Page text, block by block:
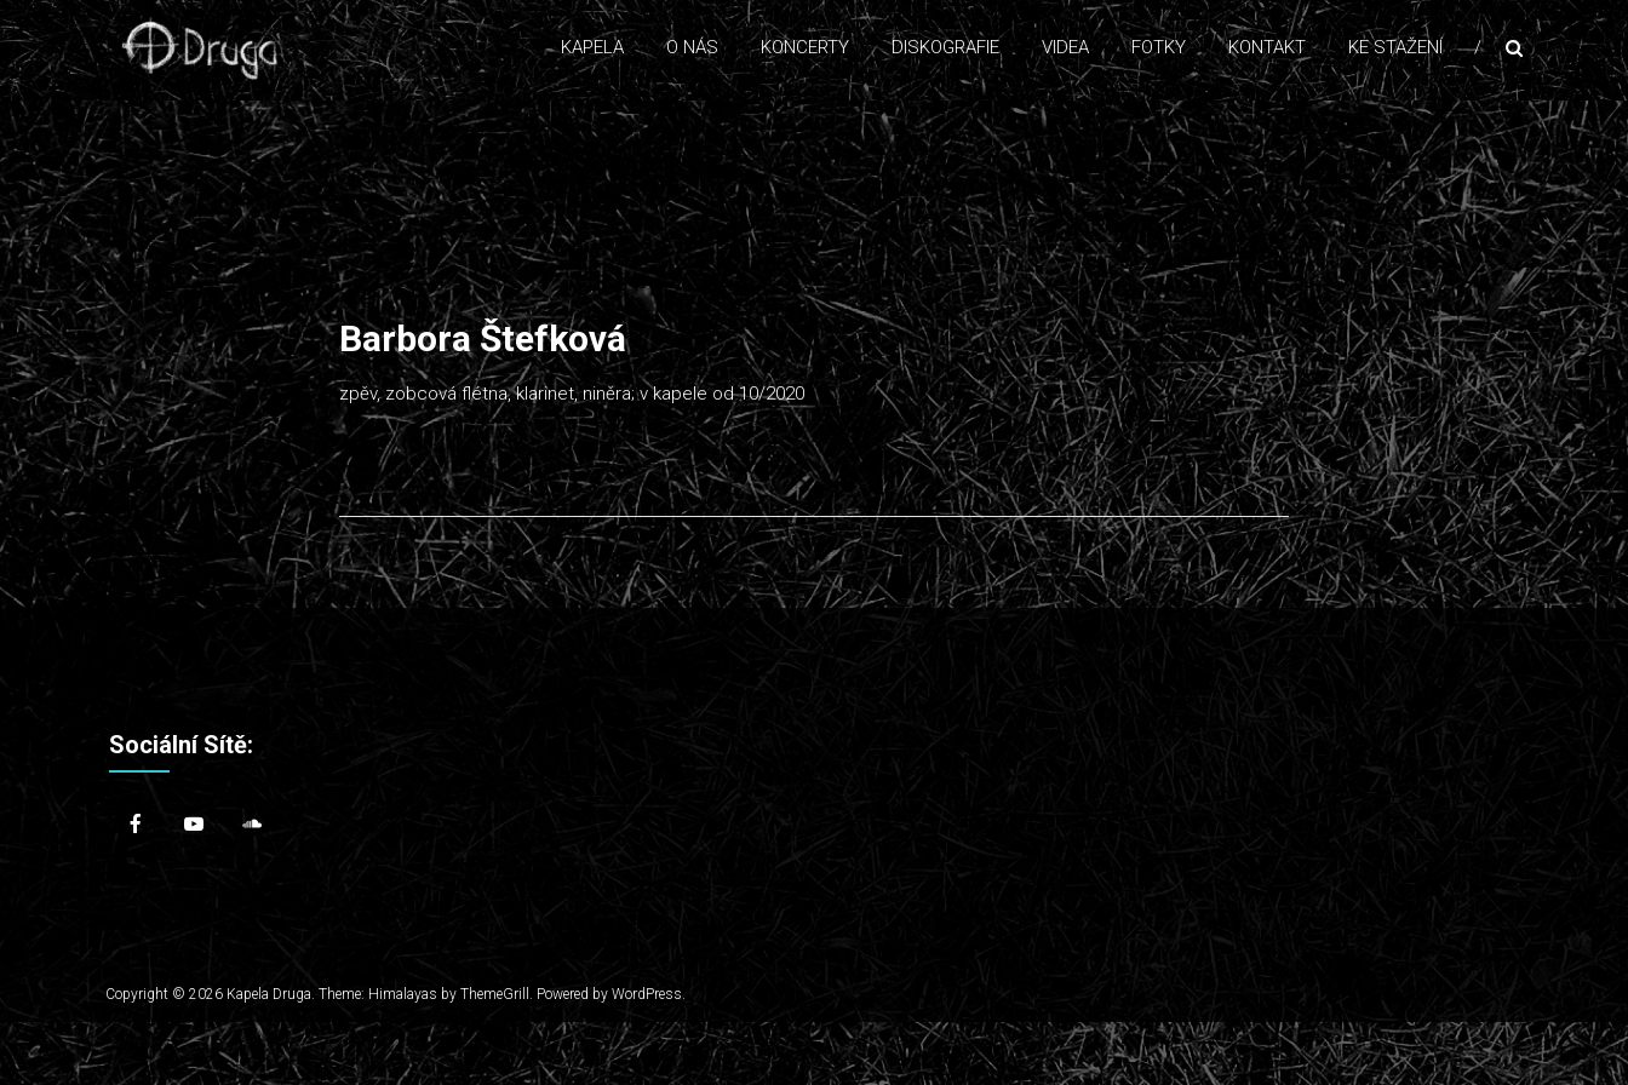
KAPELA DRUGA Pagan-folk KAPELA O NÁS KONCERTY DISKOGRAFIE VIDEA FOTKY KONTAKT KE STAŽENÍ
Barbora Štefková
zpěv, zobcová flétna, klarinet, niněra; v kapele od 10/2020
Sociální Sítě:
Copyright © 2026 Kapela Druga. Theme: Himalayas by ThemeGrill . Powered by WordPress.